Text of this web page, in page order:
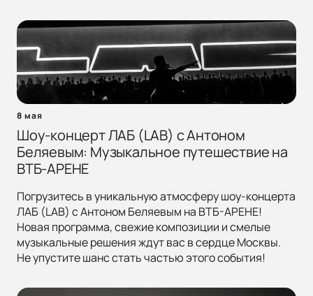
8 мая
Шоу-концерт ЛАБ (LAB) с Антоном
Беляевым: Музыкальное путешествие на
ВТБ-АРЕНЕ
Погрузитесь в уникальную атмосферу шоу-концерта
ЛАБ (LAB) с Антоном Беляевым на ВТБ-АРЕНЕ!
Новая программа, свежие композиции и смелые
музыкальные решения ждут вас в сердце Москвы.
Не упустите шанс стать частью этого события!